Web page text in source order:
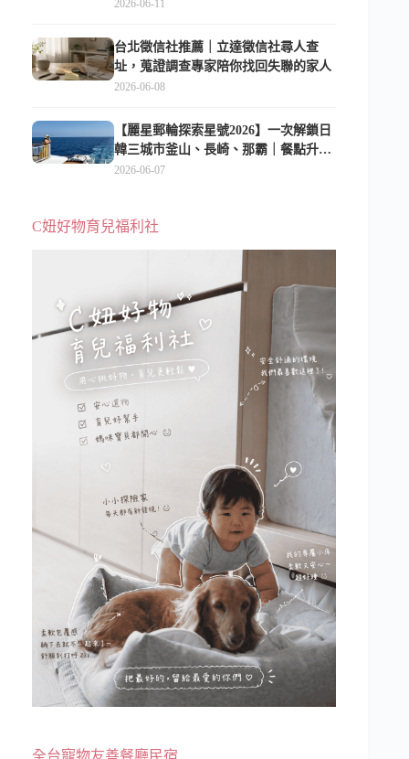
2026-06-11
台北徵信社推薦｜立達徵信社尋人查
址，蒐證調查專家陪你找回失聯的家人
2026-06-08
【麗星郵輪探索星號2026】一次解鎖日
韓三城市釜山、長崎、那霸｜餐點升
級、表演更新、船上慶生超難忘
2026-06-07
C妞好物育兒福利社